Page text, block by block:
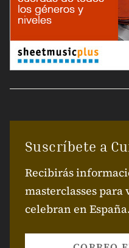
Suscríbete a
Recibirás
masterclasses
celebran en España.